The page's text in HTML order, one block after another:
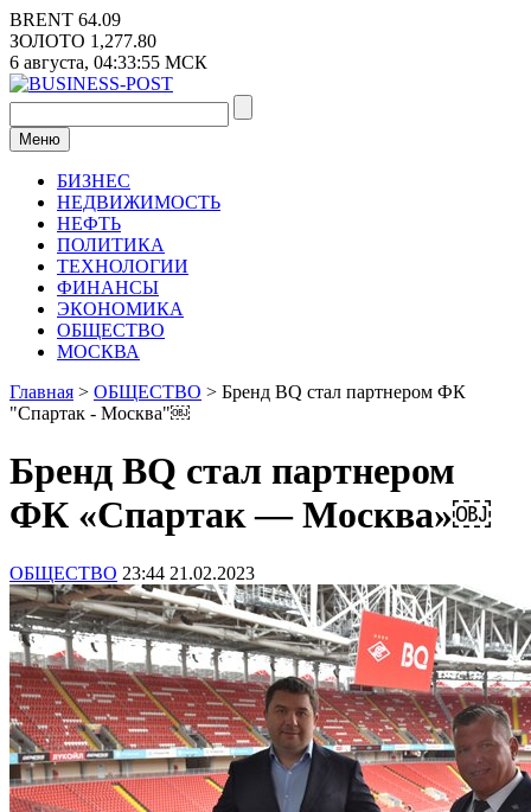
Перейти
к
содержимому
BRENT 64.09
ЗОЛОТО 1,277.80
6 августа, 04:33:55 МСК
Меню
БИЗНЕС
НЕДВИЖИМОСТЬ
НЕФТЬ
ПОЛИТИКА
ТЕХНОЛОГИИ
ФИНАНСЫ
ЭКОНОМИКА
ОБЩЕСТВО
МОСКВА
Главная > ОБЩЕСТВО > Бренд BQ стал партнером ФК
"Спартак - Москва"￼
Бренд BQ стал партнером
ФК «Спартак — Москва»￼
ОБЩЕСТВО 23:44 21.02.2023